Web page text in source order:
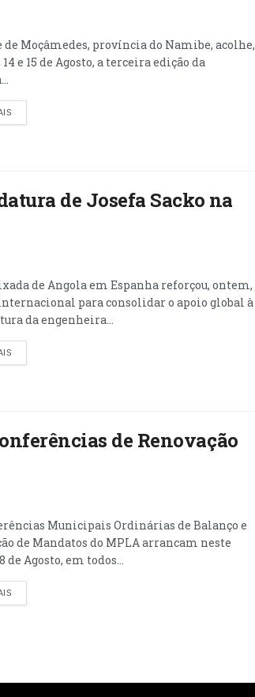
de Moçâmedes, província do Namibe, acolhe,
e 15 de Agosto, a terceira edição da
de Josefa Sacko na
de Angola em Espanha reforçou, ontem,
para consolidar o apoio global à
da engenheira...
de Renovação
Municipais Ordinárias de Balanço e
de Mandatos do MPLA arrancam neste
de Agosto, em todos...